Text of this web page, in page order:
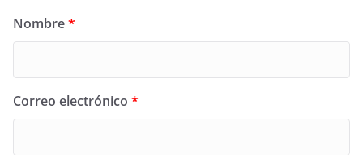
Nombre*
Correo electrónico *